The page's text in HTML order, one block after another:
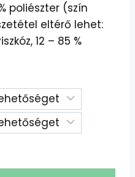
Ft
poliészter (szín
eltérő lehet:
12 – 85 %